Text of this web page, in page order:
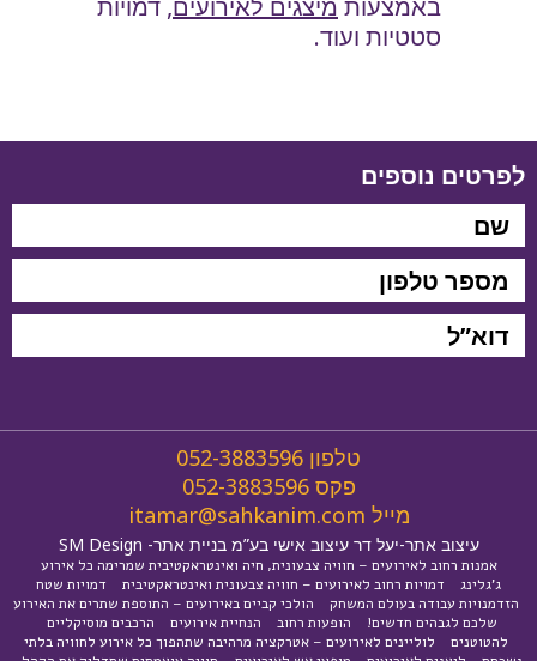
באמצעות מיצגים לאירועים, דמויות
סטטיות ועוד.
לפרטים נוספים
טלפון 052-3883596
פקס052-3883596
מייל itamar@sahkanim.com
עיצוב אתר-יעל דר עיצוב אישי בע”מ בניית אתר- SM Design
אמנות רחוב לאירועים – חוויה צבעונית, חיה ואינטראקטיבית שמרימה כל אירוע
ג'גלינג
דמויות רחוב לאירועים – חוויה צבעונית ואינטראקטיבית
דמויות שטח
הזדמנויות עבודה בעולם המשחק
הולכי קביים באירועים – התוספת שתרים את האירוע
שלכם לגבהים חדשים!
הופעות רחוב הנחיית אירועים
הרכבים מוסיקליים
להטוטנים
לוליינים לאירועים – אטרקציה מרהיבה שתהפוך כל אירוע לחוויה בלתי